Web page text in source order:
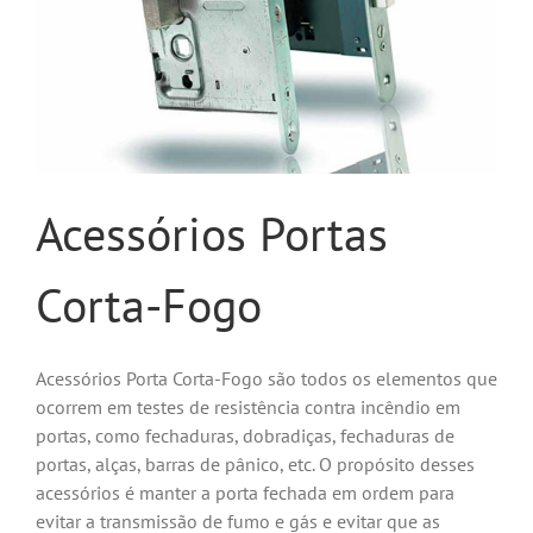
Acessórios Portas
Corta-Fogo
Acessórios Porta Corta-Fogo são todos os elementos que
ocorrem em testes de resistência contra incêndio em
portas, como fechaduras, dobradiças, fechaduras de
portas, alças, barras de pânico, etc. O propósito desses
acessórios é manter a porta fechada em ordem para
evitar a transmissão de fumo e gás e evitar que as